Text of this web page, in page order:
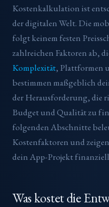
Kostenkalkulation ist
der digitalen Welt. Die
folgt keinem festen
zahlreichen Faktoren ab,
Komplexität, Plattformen
bestimmen maßgeblich
der Herausforderung, die
Budget und Qualität zu
folgenden Abschnitte
Kostenfaktoren und
dein App-Projekt
Was kostet die